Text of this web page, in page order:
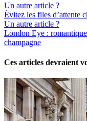
Un autre article ?
Évitez les files d’attente
Un autre article ?
London Eye :
champagne
Ces articles devraient